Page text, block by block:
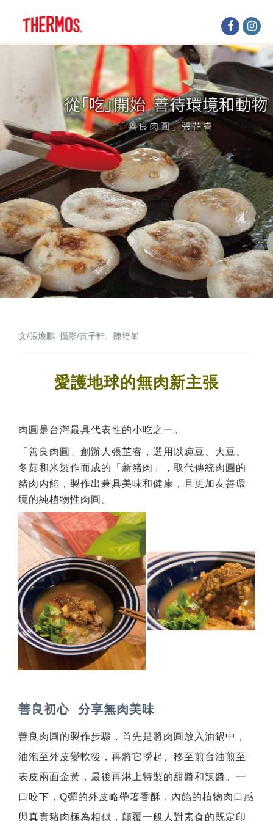
文/張煥鵬 攝影/黃子軒、陳培峯
愛護地球的無肉新主張
肉圓是台灣最具代表性的小吃之一。
「善良肉圓」創辦人張芷睿，選用以豌豆、大豆、
冬菇和米製作而成的「新豬肉」，取代傳統肉圓的
豬肉內餡，製作出兼具美味和健康，且更加友善環
境的純植物性肉圓。
善良初心 分享無肉美味
善良肉圓的製作步驟，首先是將肉圓放入油鍋中，
油泡至外皮變軟後，再將它撈起、移至煎台油煎至
表皮兩面金黃，最後再淋上特製的甜醬和辣醬。一
口咬下，Q彈的外皮略帶著香酥，內餡的植物肉口感
與真實豬肉極為相似，顛覆一般人對素食的既定印